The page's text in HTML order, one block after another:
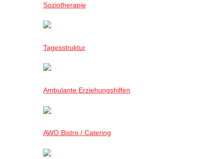
Soziotherapie
Tagesstruktur
Ambulante Erziehungshilfen
AWO Bistro / Catering